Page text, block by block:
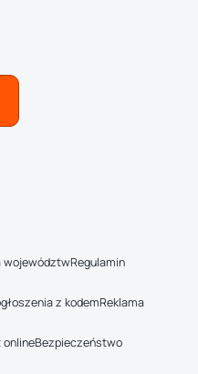
województwRegulamin
z kodemReklama
onlineBezpieczeństwo